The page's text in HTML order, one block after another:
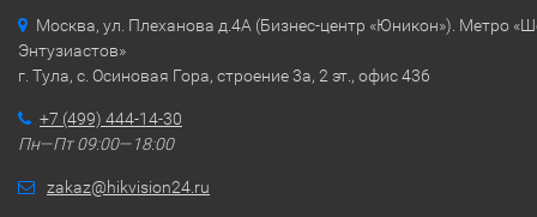
Москва, ул. Плеханова д.4А (Бизнес-центр «Юникон»). Метро
Энтузиастов»
г. Тула, с. Осиновая Гора, строение 3а, 2 эт., офис 436
+7 (499) 444-14-30
Пн—Пт 09:00—18:00
zakaz@hikvision24.ru